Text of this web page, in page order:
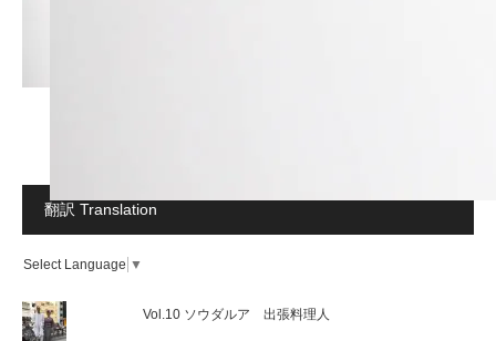
翻訳 Translation
Select Language ▼
Vol.10 ソウダルア 出張料理人